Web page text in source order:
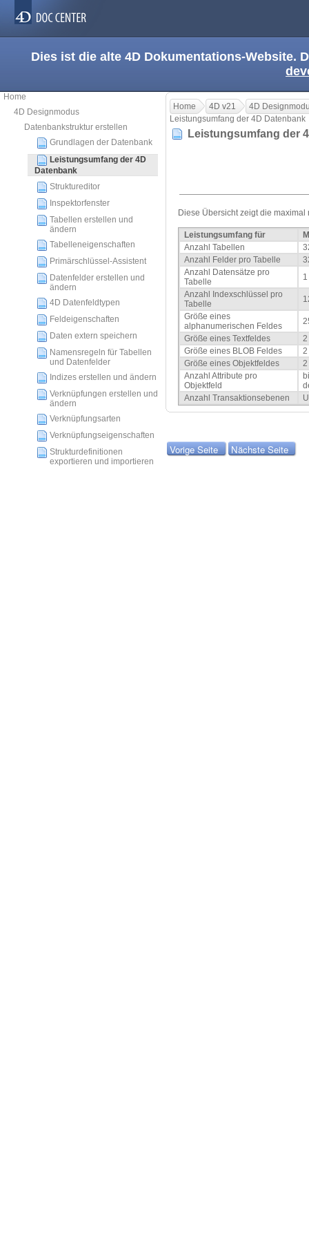
Dies ist die alte 4D Dokumentations-Website.
Home
4D Designmodus
Datenbankstruktur erstellen
Grundlagen der Datenbank
Leistungsumfang der 4D
Datenbank
Struktureditor
Inspektorfenster
Tabellen erstellen und
ändern
Tabelleneigenschaften
Primärschlüssel-Assistent
Datenfelder erstellen und
ändern
4D Datenfeldtypen
Feldeigenschaften
Daten extern speichern
Namensregeln für Tabellen
und Datenfelder
Indizes erstellen und ändern
Verknüpfungen erstellen und
ändern
Verknüpfungsarten
Verknüpfungseigenschaften
Strukturdefinitionen
exportieren und importieren
Home 4D v21
4D
Leistungsumfang der 4D Datenbank
Leistungsumfang der
Diese Übersicht zeigt die
Leistungsumfang für
Anzahl Tabellen
Anzahl Felder pro Tabelle
Anzahl Datensätze pro
Tabelle
Anzahl Indexschlüssel pro
Tabelle
Größe eines
alphanumerischen Feldes
Größe eines Textfeldes
2
Größe eines BLOB Feldes
2
Größe eines Objektfeldes
2
Anzahl Attribute pro
Objektfeld
Anzahl Transaktionsebenen
Vorige Seite Nächste Seite